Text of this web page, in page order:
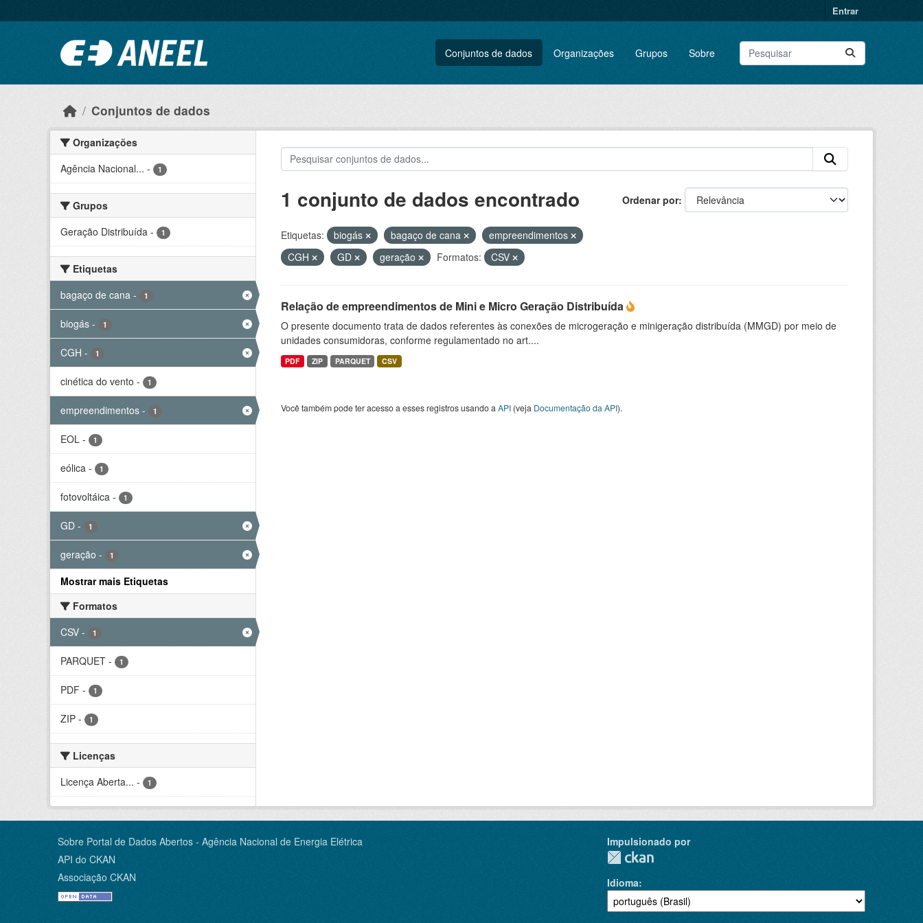
Entrar
Conjuntos de dados Organizações Grupos Sobre
Conjuntos de dados
Organizações
Agência Nacional... - 1
Grupos
Geração Distribuída - 1
Etiquetas
bagaço de cana - 1
biogás - 1
CGH - 1
cinética do vento - 1
empreendimentos - 1
EOL - 1
eólica - 1
fotovoltáica - 1
GD - 1
geração - 1
Mostrar mais Etiquetas
Formatos
CSV - 1
PARQUET - 1
PDF - 1
ZIP - 1
Licenças
Licença Aberta... - 1
Ordenar por
1 conjunto de dados encontrado
Etiquetas: biogás bagaço de cana
empreendimentos
CGH
GD geração Formatos: CSV
Relação de empreendimentos de Mini e Micro Geração Distribuída
O presente documento trata de dados referentes às conexões de microgeração e minigeração distribuída (MMGD) por meio de
unidades consumidoras, conforme regulamentado no art....
PDF ZIP PARQUET CSV
Você também pode ter acesso a esses registros usando a API(veja Documentação da API).
Sobre Portal de Dados Abertos - Agência Nacional de Energia Elétrica
API do CKAN
Associação CKAN
Impulsionado por
Idioma